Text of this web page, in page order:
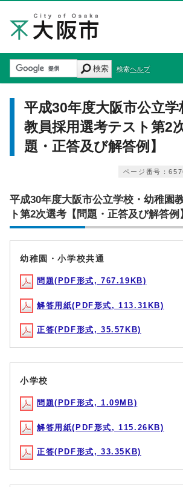
検索 検索ヘルプ
平成30年度大阪市公立学
教員採用選考テスト第2
題・正答及び解答例】
ページ番号：
平成30年度大阪市公立学校・幼稚園
ト第2次選考【問題・正答及び解答例】
幼稚園・小学校共通
問題(PDF形式, 767.19KB)
解答用紙(PDF形式, 113.31KB)
正答(PDF形式, 35.57KB)
小学校
問題(PDF形式, 1.09MB)
解答用紙(PDF形式, 115.26KB)
正答(PDF形式, 33.35KB)